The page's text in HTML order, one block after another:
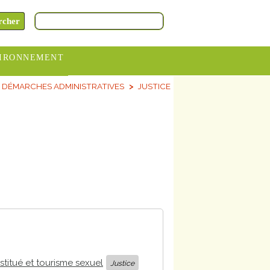
DÉMARCHES ADMINISTRATIVES JUSTICE
et tourisme sexuel Justice